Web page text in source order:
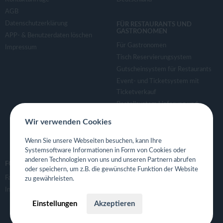
AGB
Datenschutzerklärung
APP- & Benutzerdaten löschen
Impressum
FÜR RESTAURANTS UND
GASTRONOMEN
Für Gastronomen
Tisch Reservierungsystem
Gutscheinsystem für Restaurants
Event- und Ticketsystem mit
Ticketverkauf
Bestellsystem Lieferung und
Eigene App für Restaurant
FOLGE UNS
Facebook
Instagram
Wir verwenden Cookies
Wenn Sie unsere Webseiten besuchen, kann Ihre
Systemsoftware Informationen in Form von Cookies oder
anderen Technologien von uns und unseren Partnern abrufen
oder speichern, um z.B. die gewünschte Funktion der Website
zu gewährleisten.
Einstellungen Akzeptieren